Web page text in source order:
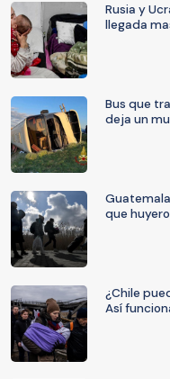
Rusia y
llegada
Bus que
deja un
que
¿Chile
Así